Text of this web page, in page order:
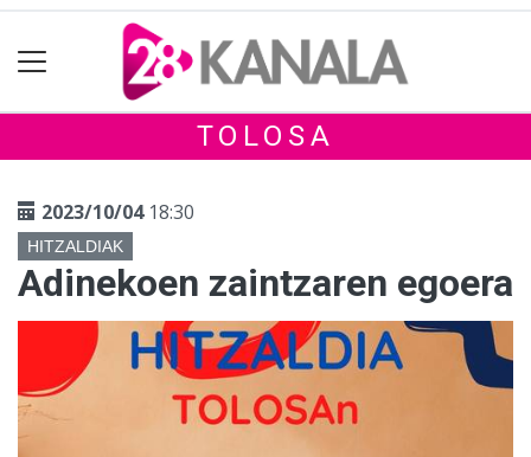
TOLOSA
2023/10/0418:30
HITZALDIAK
Adinekoen zaintzaren egoera